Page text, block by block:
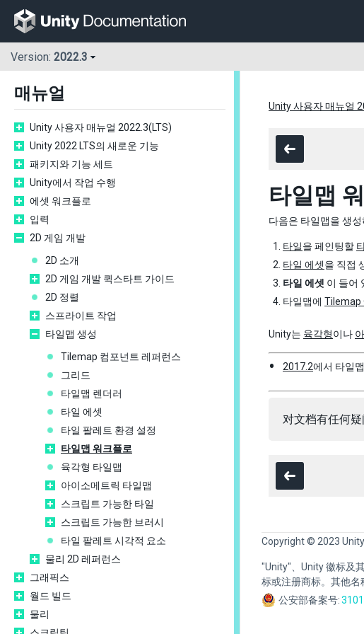
Version: 2022.3
매뉴얼
Unity 사용자 매뉴얼 2022.3(LTS)
Unity 2022 LTS의 새로운 기능
패키지와 기능 세트
Unity에서 작업 수행
에셋 워크플로
입력
2D 게임 개발
2D 소개
2D 게임 개발 퀵스타트 가이드
2D 정렬
스프라이트 작업
타일맵 생성
Tilemap 컴포넌트 레퍼런스
그리드
타일맵 렌더러
타일 에셋
타일 팔레트 환경 설정
타일맵 워크플로
육각형 타일맵
아이소메트릭 타일맵
스크립트 가능한 타일
스크립트 가능한 브러시
타일 팔레트 시각적 요소
물리 2D 레퍼런스
그래픽스
월드 빌드
물리
Unity 사용자 매뉴얼
타일맵
다음은 타일맵을 생
타일을 페인팅할
타일 에셋을 직접
타일 에셋 이 들어
타일맵에 Tilemap
Unity는 육각형이나
2017.2에서 타일
对文档有任何
Copyright © 2023
"Unity"、Unity 徽标及
标或注册商标。其他名
公安部备案号: